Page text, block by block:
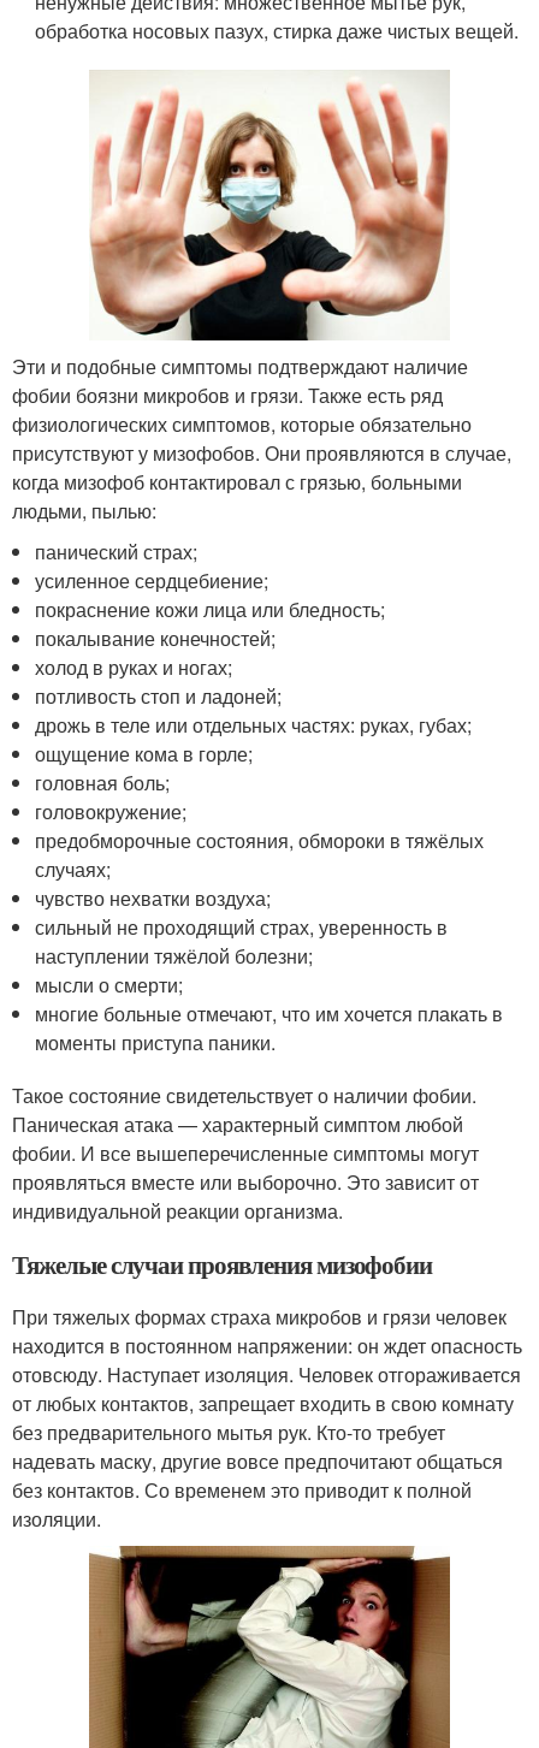
обработка носовых пазух, стирка даже чистых вещей.
Эти и подобные симптомы подтверждают наличие
фобии боязни микробов и грязи. Также есть ряд
физиологических симптомов, которые обязательно
присутствуют у мизофобов. Они проявляются в случае,
когда мизофоб контактировал с грязью, больными
людьми, пылью:
панический страх;
усиленное сердцебиение;
покраснение кожи лица или бледность;
покалывание конечностей;
холод в руках и ногах;
потливость стоп и ладоней;
дрожь в теле или отдельных частях: руках, губах;
ощущение кома в горле;
головная боль;
головокружение;
предобморочные состояния, обмороки в тяжёлых
случаях;
чувство нехватки воздуха;
сильный не проходящий страх, уверенность в
наступлении тяжёлой болезни;
мысли о смерти;
многие больные отмечают, что им хочется плакать в
моменты приступа паники.
Такое состояние свидетельствует о наличии фобии.
Паническая атака — характерный симптом любой
фобии. И все вышеперечисленные симптомы могут
проявляться вместе или выборочно. Это зависит от
индивидуальной реакции организма.
Тяжелые случаи проявления мизофобии
При тяжелых формах страха микробов и грязи человек
находится в постоянном напряжении: он ждет опасность
отовсюду. Наступает изоляция. Человек отгораживается
от любых контактов, запрещает входить в свою комнату
без предварительного мытья рук. Кто-то требует
надевать маску, другие вовсе предпочитают общаться
без контактов. Со временем это приводит к полной
изоляции.